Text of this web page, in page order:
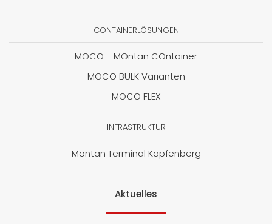
CONTAINERLÖSUNGEN
MOCO - MOntan COntainer
MOCO BULK Varianten
MOCO FLEX
INFRASTRUKTUR
Montan Terminal Kapfenberg
Aktuelles